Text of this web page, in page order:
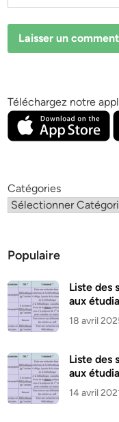
Téléchargez notre
Catégories
Populaire
Liste des
aux
18 avril
Liste des
aux
14 avril